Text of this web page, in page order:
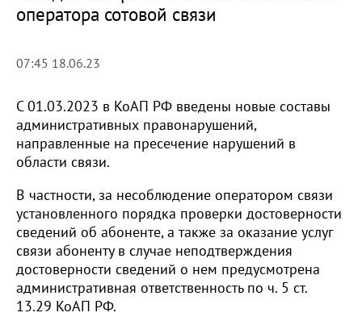
оператора сотовой связи
07:45 18.06.23
С 01.03.2023 в КоАП РФ введены новые составы
административных правонарушений,
направленные на пресечение нарушений в
области связи.
В частности, за несоблюдение оператором связи
установленного порядка проверки достоверности
сведений об абоненте, а также за оказание услуг
связи абоненту в случае неподтверждения
достоверности сведений о нем предусмотрена
административная ответственность по ч. 5 ст.
13.29 КоАП РФ.